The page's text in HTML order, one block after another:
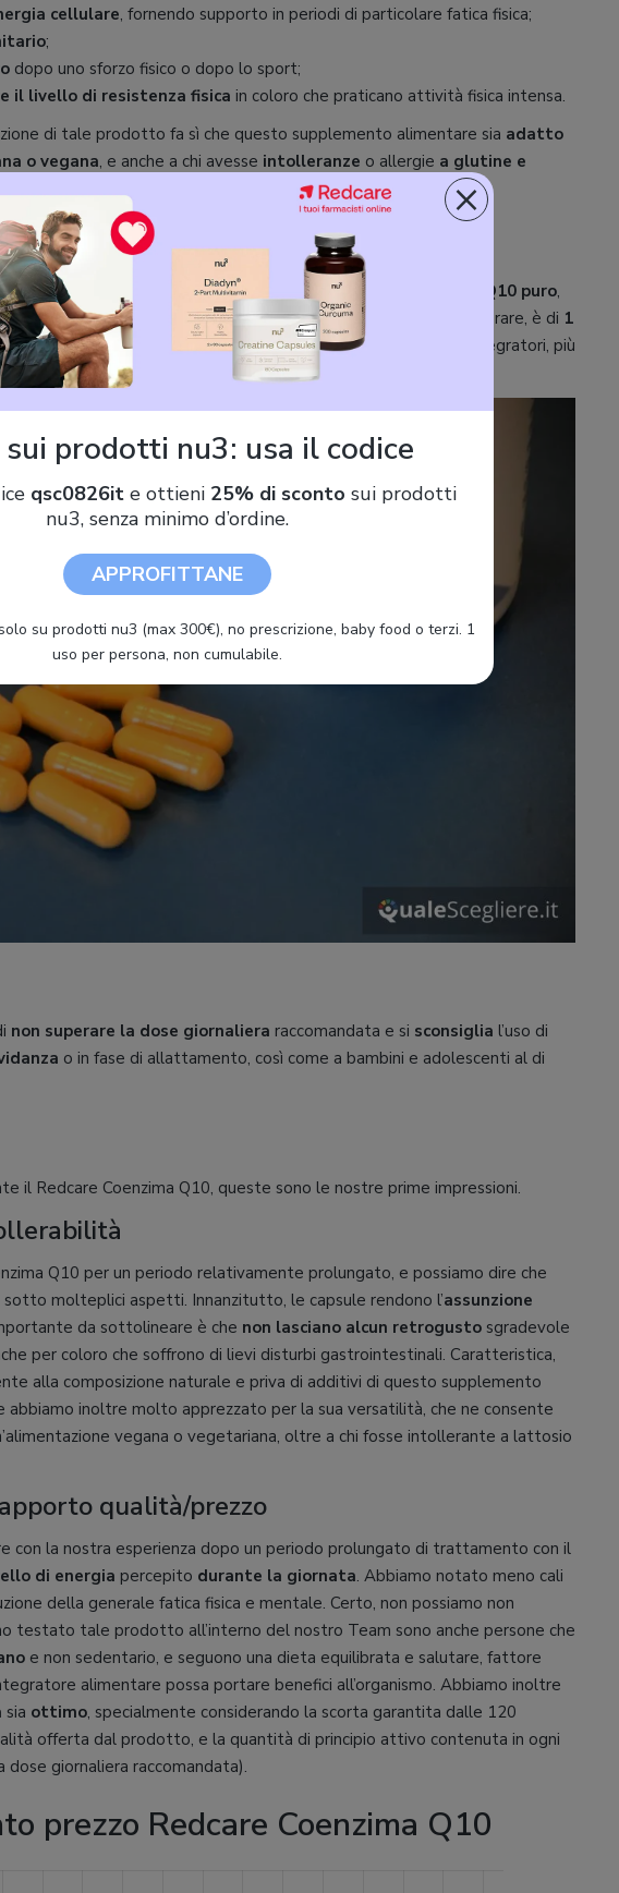
cellulare, fornendo supporto in periodi di particolare fatica fisica;
;
dopo uno sforzo fisico o dopo lo sport;
il livello di resistenza fisica in coloro che praticano attività fisica intensa.
di tale prodotto fa sì che questo supplemento alimentare sia adatto
o vegana, e anche a chi avesse intolleranze o allergie a glutine e
d’uso
di cui ci stiamo occupando contiene 100 mg di coenzima Q10 puro,
o altre sostanze. La dose giornaliera raccomandata, da non superare, è di 1
da200 ml di acqua. Come per la maggior parte degli integratori, più
maggiori saranno i benefici visibili che ne deriveranno.
non superare la dose giornaliera raccomandata e si sconsiglia l’uso di
o in fase di allattamento, così come a bambini e adolescenti al di
il Redcare Coenzima Q10, queste sono le nostre prime impressioni.
Q10 per un periodo relativamente prolungato, e possiamo dire che
sotto molteplici aspetti. Innanzitutto, le capsule rendono l’assunzione
da sottolineare è che non lasciano alcun retrogusto sgradevole
per coloro che soffrono di lievi disturbi gastrointestinali. Caratteristica,
alla composizione naturale e priva di additivi di questo supplemento
abbiamo inoltre molto apprezzato per la sua versatilità, che ne consente
vegana o vegetariana, oltre a chi fosse intollerante a lattosio
qualità/prezzo
con la nostra esperienza dopo un periodo prolungato di trattamento con il
di energia percepito durante la giornata. Abbiamo notato meno cali
della generale fatica fisica e mentale. Certo, non possiamo non
testato tale prodotto all’interno del nostro Team sono anche persone che
e non sedentario, e seguono una dieta equilibrata e salutare, fattore
alimentare possa portare benefici all’organismo. Abbiamo inoltre
sia ottimo, specialmente considerando la scorta garantita dalle 120
offerta dal prodotto, e la quantità di principio attivo contenuta in ogni
giornaliera raccomandata).
prezzo Redcare Coenzima Q10
×
prodotti nu3: usa il codice
qsc0826ite ottieni 25% di sconto sui prodotti
nu3, senza minimo d’ordine.
APPROFITTANE
su prodotti nu3 (max 300€), no prescrizione, baby food o terzi. 1
uso per persona, non cumulabile.